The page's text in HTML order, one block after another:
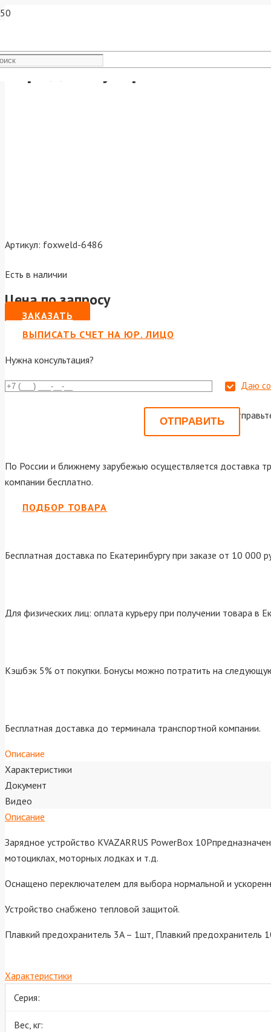
Зарядное устройство
Артикул: foxweld-6486
Есть в наличии
Цена по запросу
ЗАКАЗАТЬ
ВЫПИСАТЬ СЧЕТ НА ЮР. ЛИЦО
Нужна консультация?
Даю
Или
По России и ближнему зарубежью осуществляется доставка
компании бесплатно.
ПОДБОР ТОВАРА
Бесплатная доставка по Екатеринбургу при заказе от 10 000
Для физических лиц: оплата курьеру при получении товара в
Кэшбэк 5% от покупки. Бонусы можно потратить на
Бесплатная доставка до терминала транспортной компании.
Описание
Характеристики
Документ
Видео
Описание
Зарядное устройство KVAZARRUS PowerBox
мотоциклах, моторных лодках и т.д.
Оснащено переключателем для выбора нормальной и
Устройство снабжено тепловой защитой.
Плавкий предохранитель 3A – 1шт, Плавкий предохранитель
Характеристики
Серия:
Вес, кг: